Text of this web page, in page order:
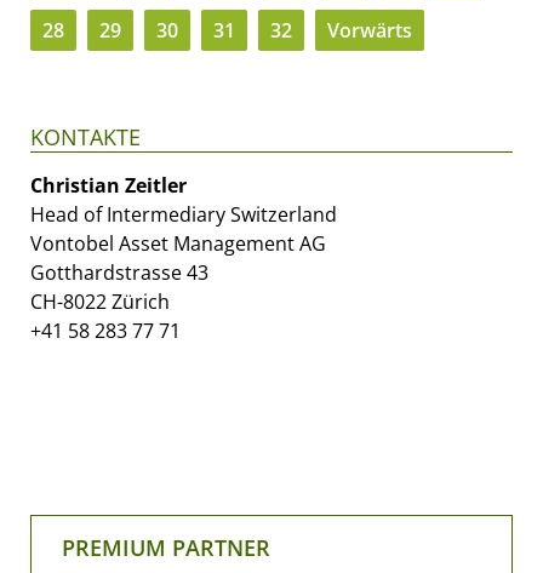
28
29 30 31 32 Vorwärts
KONTAKTE
Christian Zeitler
Head of Intermediary Switzerland
Vontobel Asset Management AG
Gotthardstrasse 43
CH-8022 Zürich
+41 58 283 77 71
PREMIUM PARTNER